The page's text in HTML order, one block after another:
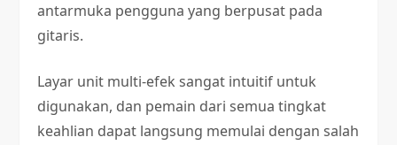
antarmuka pengguna yang berpusat pada
gitaris.
Layar unit multi-efek sangat intuitif untuk
digunakan, dan pemain dari semua tingkat
keahlian dapat langsung memulai dengan salah